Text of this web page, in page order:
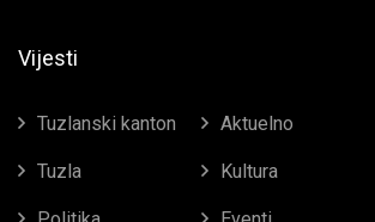
Vijesti
Tuzlanski kanton Aktuelno
Tuzla Kultura